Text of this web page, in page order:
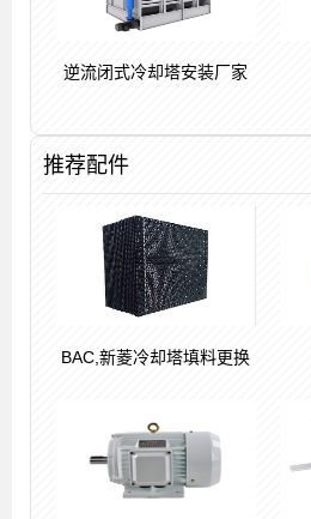
逆流闭式冷却塔安装厂家
推荐配件
BAC,新菱冷却塔填料更换